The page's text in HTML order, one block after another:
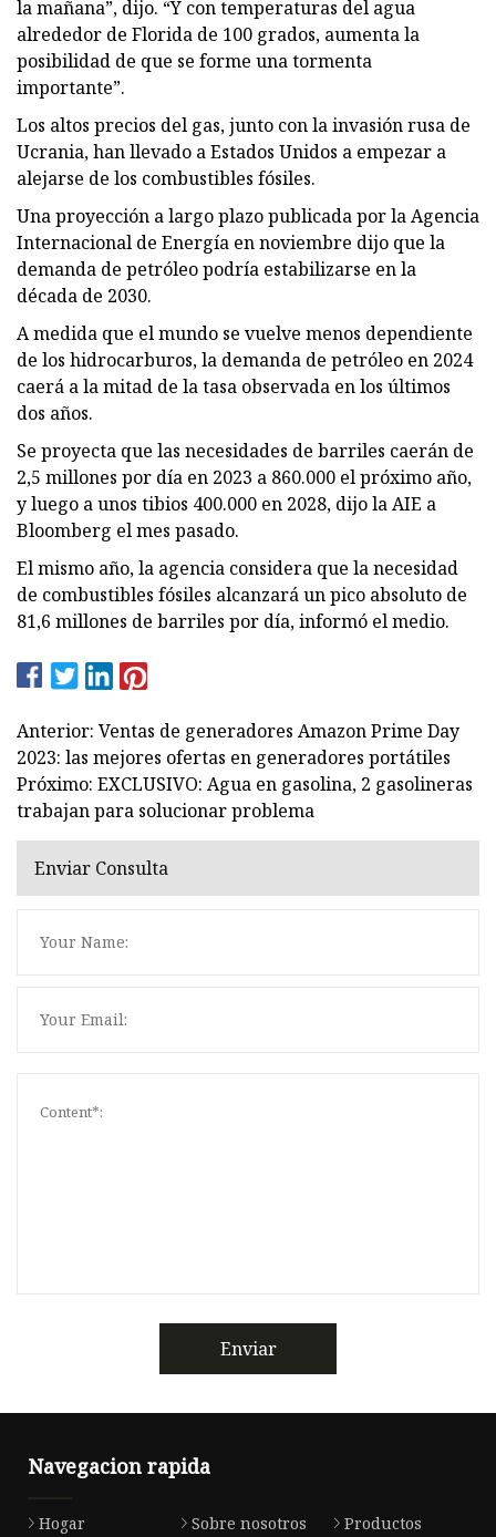
la mañana”, dijo. “Y con temperaturas del agua
alrededor de Florida de 100 grados, aumenta la
posibilidad de que se forme una tormenta
importante”.
Los altos precios del gas, junto con la invasión rusa de
Ucrania, han llevado a Estados Unidos a empezar a
alejarse de los combustibles fósiles.
Una proyección a largo plazo publicada por la Agencia
Internacional de Energía en noviembre dijo que la
demanda de petróleo podría estabilizarse en la
década de 2030.
A medida que el mundo se vuelve menos dependiente
de los hidrocarburos, la demanda de petróleo en 2024
caerá a la mitad de la tasa observada en los últimos
dos años.
Se proyecta que las necesidades de barriles caerán de
2,5 millones por día en 2023 a 860.000 el próximo año,
y luego a unos tibios 400.000 en 2028, dijo la AIE a
Bloomberg el mes pasado.
El mismo año, la agencia considera que la necesidad
de combustibles fósiles alcanzará un pico absoluto de
81,6 millones de barriles por día, informó el medio.
Anterior: Ventas de generadores Amazon Prime Day
2023: las mejores ofertas en generadores portátiles
Próximo: EXCLUSIVO: Agua en gasolina, 2 gasolineras
trabajan para solucionar problema
Enviar Consulta
Enviar
Navegacion rapida
Hogar Sobre nosotros
Productos